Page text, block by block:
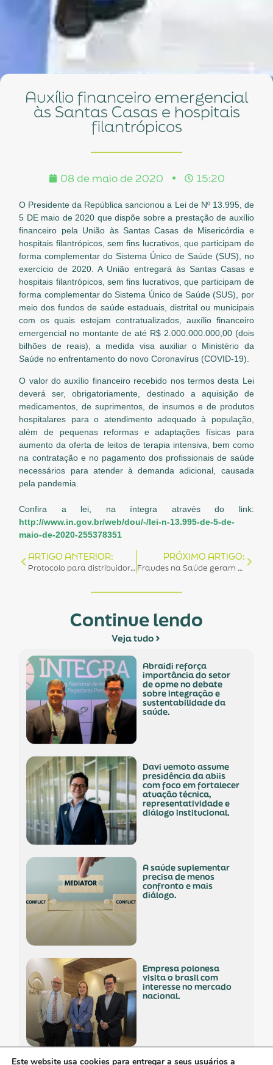
Auxílio financeiro emergencial
às Santas Casas e hospitais
filantrópicos
08 de maio de 2020 15:20
O Presidente da República sancionou a Lei de Nº 13.995, de
5 DE maio de 2020 que dispõe sobre a prestação de auxílio
financeiro pela União às Santas Casas de Misericórdia e
hospitais filantrópicos, sem fins lucrativos, que participam de
forma complementar do Sistema Único de Saúde (SUS), no
exercício de 2020. A União entregará às Santas Casas e
hospitais filantrópicos, sem fins lucrativos, que participam de
forma complementar do Sistema Único de Saúde (SUS), por
meio dos fundos de saúde estaduais, distrital ou municipais
com os quais estejam contratualizados, auxílio financeiro
emergencial no montante de até R$ 2.000.000.000,00 (dois
bilhões de reais), a medida visa auxiliar o Ministério da
Saúde no enfrentamento do novo Coronavírus (COVID-19).
O valor do auxílio financeiro recebido nos termos desta Lei
deverá ser, obrigatoriamente, destinado a aquisição de
medicamentos, de suprimentos, de insumos e de produtos
hospitalares para o atendimento adequado à população,
além de pequenas reformas e adaptações físicas para
aumento da oferta de leitos de terapia intensiva, bem como
na contratação e no pagamento dos profissionais de saúde
necessários para atender à demanda adicional, causada
pela pandemia.
Confira a lei, na íntegra através do link:
http://www.in.gov.br/web/dou/-/lei-n-13.995-de-5-de-
maio-de-2020-255378351
ARTIGO ANTERIOR:
Protocolo para distribuidores e importadores elaborado pela ABRAIDI é apresentado ao Governo do Estado de São Paulo
PRÓXIMO ARTIGO:
Fraudes na Saúde geram prejuízo de mais de R$ 14,5 bilhões por ano no Brasil, estima Instituto Ética Saúde
Continue lendo
Veja tudo
abraidi reforça
importância do setor
de opme no debate
sobre integração e
sustentabilidade da
saúde.
davi uemoto assume
presidência da abiis
com foco em fortalecer
atuação técnica,
representatividade e
diálogo institucional.
a saúde suplementar
precisa de menos
confronto e mais
diálogo.
empresa polonesa
visita o brasil com
interesse no mercado
nacional.
Este website usa cookies para entregar a seus usuários a